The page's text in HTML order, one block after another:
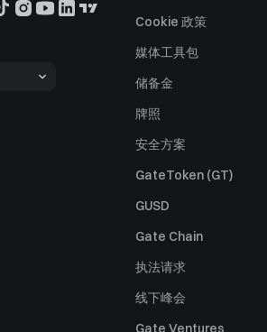
Cookie 政策
媒体工具包
储备金
牌照
安全方案
GateToken (GT)
GUSD
Gate Chain
执法请求
线下峰会
Gate Ventures